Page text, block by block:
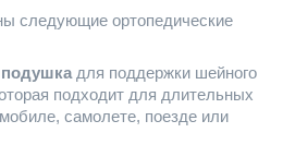
следующие ортопедические
подушка для поддержки шейного
подходит для длительных
самолете, поезде или